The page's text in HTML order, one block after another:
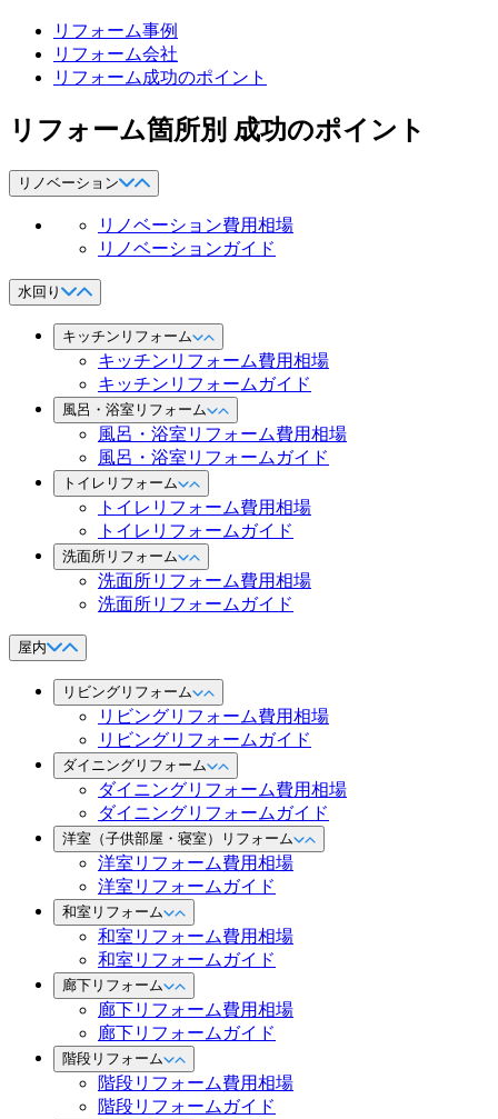
リフォーム事例
リフォーム会社
リフォーム成功のポイント
リフォーム箇所別 成功のポイント
リノベーション
リノベーション費用相場
リノベーションガイド
水回り
キッチンリフォーム
キッチンリフォーム費用相場
キッチンリフォームガイド
風呂・浴室リフォーム
風呂・浴室リフォーム費用相場
風呂・浴室リフォームガイド
トイレリフォーム
トイレリフォーム費用相場
トイレリフォームガイド
洗面所リフォーム
洗面所リフォーム費用相場
洗面所リフォームガイド
屋内
リビングリフォーム
リビングリフォーム費用相場
リビングリフォームガイド
ダイニングリフォーム
ダイニングリフォーム費用相場
ダイニングリフォームガイド
洋室（子供部屋・寝室）リフォーム
洋室リフォーム費用相場
洋室リフォームガイド
和室リフォーム
和室リフォーム費用相場
和室リフォームガイド
廊下リフォーム
廊下リフォーム費用相場
廊下リフォームガイド
階段リフォーム
階段リフォーム費用相場
階段リフォームガイド